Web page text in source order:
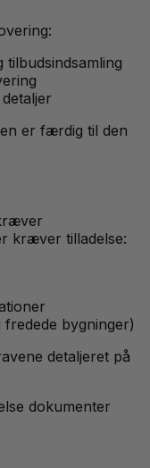
er færdig til den
kræver tilladelse:
bygninger)
detaljeret på